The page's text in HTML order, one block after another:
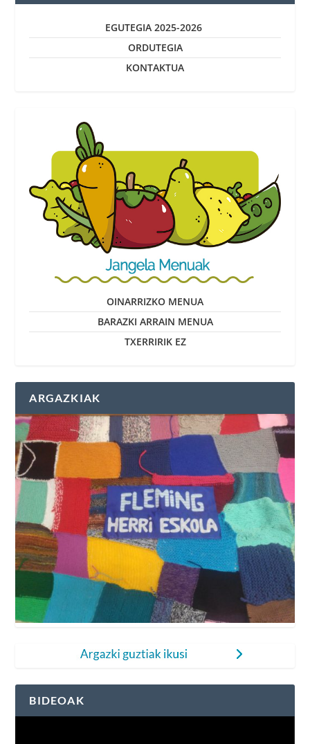
EGUTEGIA 2025-2026
ORDUTEGIA
KONTAKTUA
OINARRIZKO MENUA
BARAZKI ARRAIN MENUA
TXERRIRIK EZ
ARGAZKIAK
BIDEOAK